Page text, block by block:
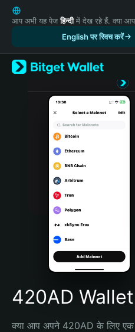
English
日本語
Русский
Español (Latinoamérica)
Türkçe
Português (Portugal)
Bahasa Indonesia
Português (Brasil)
Español (Argentina)
आप अभी यह पेजहिन्दीमें देख रहे हैं. क्या आप
English पर स्विच करें
420AD Wallet
क्या आप अपने 420AD के लिए एक